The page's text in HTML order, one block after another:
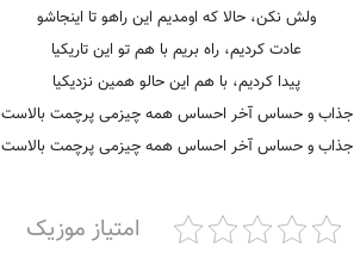
ولش نکن، حالا که اومدیم این راهو تا اینجاشو
عادت کردیم، راه بریم با هم تو این تاریکیا
پیدا کردیم، با هم این حالو همین نزدیکیا
جذاب و حساس آخر احساس همه چیزمی پرچمت بالاست
جذاب و حساس آخر احساس همه چیزمی پرچمت بالاست
امتیاز موزیک